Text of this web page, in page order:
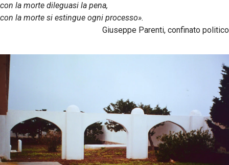
con la morte dileguasi la pena,
con la morte si estingue ogni processo».
Giuseppe Parenti, confinato politico